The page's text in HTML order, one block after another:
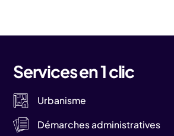
Services en 1 clic
Urbanisme
Démarches administratives